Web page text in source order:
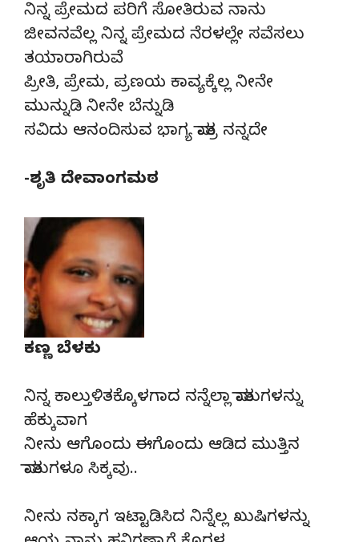
ನಿನ್ನ ಪ್ರೇಮದ ಪರಿಗೆ ಸೋತಿರುವ ನಾನು
ಜೀವನವೆಲ್ಲ ನಿನ್ನ ಪ್ರೇಮದ ನೆರಳಲ್ಲೇ ಸವೆಸಲು
ತಯಾರಾಗಿರುವೆ
ಪ್ರೀತಿ, ಪ್ರೇಮ, ಪ್ರಣಯ ಕಾವ್ಯಕ್ಕೆಲ್ಲ ನೀನೇ
ಮುನ್ನುಡಿ ನೀನೇ ಬೆನ್ನುಡಿ
ಸವಿದು ಆನಂದಿಸುವ ಭಾಗ್ಯ ಮಾತ್ರ ನನ್ನದೇ
-ಶೃತಿ ದೇವಾಂಗಮಠ
ಕಣ್ಣ ಬೆಳಕು
ನಿನ್ನ ಕಾಲ್ತುಳಿತಕ್ಕೊಳಗಾದ ನನ್ನೆಲ್ಲಾ ಮಾತುಗಳನ್ನು
ಹೆಕ್ಕುವಾಗ
ನೀನು ಆಗೊಂದು ಈಗೊಂದು ಆಡಿದ ಮುತ್ತಿನ
ಮಾತುಗಳೂ ಸಿಕ್ಕವು..
ನೀನು ನಕ್ಕಾಗ ಇಟ್ಟಾಡಿಸಿದ ನಿನ್ನೆಲ್ಲ ಖುಷಿಗಳನ್ನು